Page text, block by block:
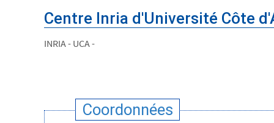
Centre Inria d'Université Côte
INRIA - UCA -
Coordonnées